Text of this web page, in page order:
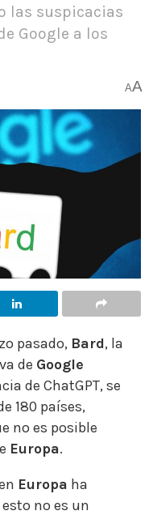
las suspicacias
Google a los
AA
pasado, Bard, la
de Google
de ChatGPT, se
180 países,
no es posible
Europa.
Europa ha
no es un